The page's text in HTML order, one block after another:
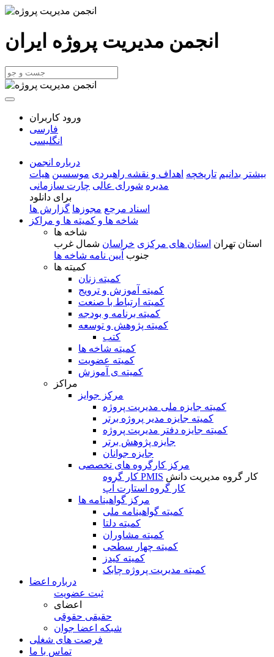
انجمن مدیریت پروژه ایران
ورود کاربران
فارسی
انگلیسی
درباره انجمن
بیشتر بدانیم تاریخچه اهداف و نقشه راهبردی موسسین هیات
مدیره شورای عالی چارت سازمانی
برای دانلود
اسناد مرجع مجوزها گزارش ها
شاخه ها و کمیته ها و مراکز
شاخه ها
استان تهران استان های مرکزی خراسان شمال غرب
جنوب آیین نامه شاخه ها
کمیته ها
کمیته زنان
کمیته آموزش و ترویج
کمیته ارتباط با صنعت
کمیته برنامه و بودجه
کمیته پژوهش و توسعه
کتب
کمیته شاخه ها
کمیته عضویت
کمیته ی آموزش
مراکز
مرکز جوایز
کمیته جایزه ملی مدیریت پروژه
کمیته جایزه مدیر پروژه برتر
کمیته جایزه دفتر مدیریت پروژه
جایزه پژوهش برتر
جایزه جوانان
مرکز کارگروه های تخصصی
کار گروه PMIS کار گروه مدیریت دانش
کار گروه استارت آپ
مرکز گواهینامه ها
کمیته گواهینامه ملی
کمیته دلتا
کمیته مشاوران
کمیته چهار سطحی
کمیته کیدز
کمیته مدیریت پروژه چابک
درباره اعضا
ثبت عضویت
اعضای
حقیقی حقوقی
شبكه اعضا جوان
فرصت های شغلی
تماس با ما